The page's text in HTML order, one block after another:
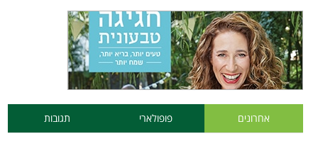
אחרונים פופולארי תגובות